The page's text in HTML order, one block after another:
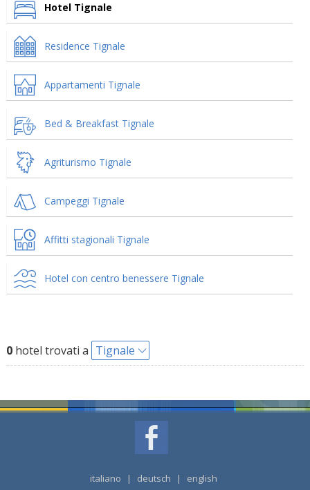
Hotel Tignale
Residence Tignale
Appartamenti Tignale
Bed & Breakfast Tignale
Agriturismo Tignale
Campeggi Tignale
Affitti stagionali Tignale
Hotel con centro benessere Tignale
0hotel trovati a Tignale
italiano | deutsch | english